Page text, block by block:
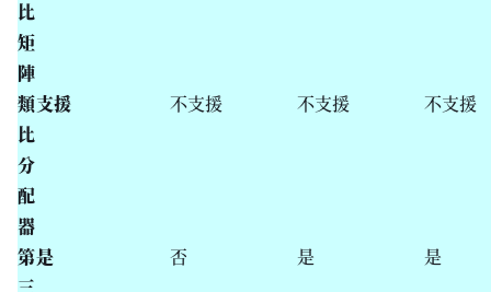
比
矩
陣
類
比
分
配
器
支援 不支援 不支援 不支援
第是 否 是 是